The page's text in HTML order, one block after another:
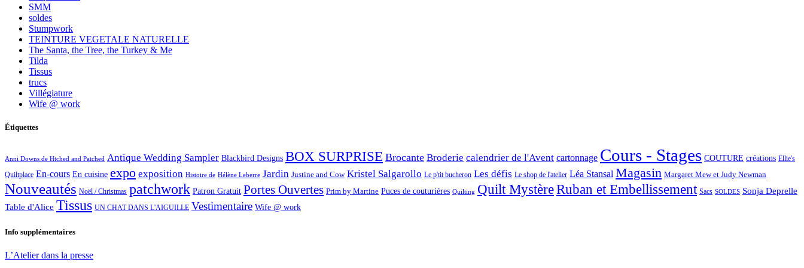
SMM
soldes
Stumpwork
TEINTURE VEGETALE NATURELLE
The Santa, the Tree, the Turkey & Me
Tilda
Tissus
trucs
Villégiature
Wife @ work
Étiquettes
Anni Downs de Htched and Patched Antique Wedding Sampler Blackbird Designs BOX SURPRISE Brocante Broderie calendrier de l'Avent cartonnage Cours - Stages COUTURE créations Ellie's
Quiltplace En-cours En cuisine expo exposition Histoire de Hélène Leberre Jardin Justine and Cow Kristel Salgarollo Le p'tit bucheron Les défis Le shop de l'atelier Léa Stansal Magasin Margaret Mew et Judy Newman
Nouveautés Noël / Christmas patchwork Patron Gratuit Portes Ouvertes Prim by Martine Puces de couturières Quilting Quilt MystèreRuban et Embellissement Sacs SOLDES Sonja Deprelle
Table d'Alice Tissus UN CHAT DANS L'AIGUILLE Vestimentaire Wife @ work
Info supplémentaires
L’Atelier dans la presse